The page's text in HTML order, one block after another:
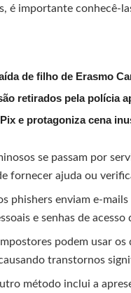
é importante conhecê-
de filho de Erasmo
retirados pela polícia
e protagoniza cena
se passam por
fornecer ajuda ou
phishers enviam e-
e senhas de acesso
Impostores podem usar
transtornos
método inclui a